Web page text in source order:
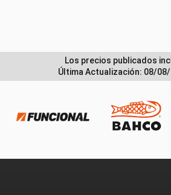
Los precios publicados
Última Actualización: 08/08/